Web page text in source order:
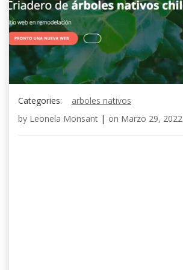
Categories:
arboles nativos
by Leonela Monsant | on Marzo 29, 2022